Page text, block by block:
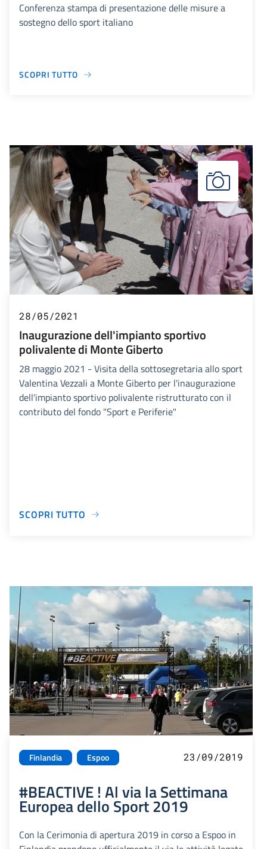
Conferenza stampa di presentazione delle misure a
sostegno dello sport italiano
SCOPRI TUTTO
28/05/2021
Inaugurazione dell'impianto sportivo
polivalente di Monte Giberto
28 maggio 2021 - Visita della sottosegretaria allo sport
Valentina Vezzali a Monte Giberto per l'inaugurazione
dell'impianto sportivo polivalente ristrutturato con il
contributo del fondo "Sport e Periferie"
SCOPRI TUTTO
Finlandia Espoo 23/09/2019
#BEACTIVE ! Al via la Settimana
Europea dello Sport 2019
Con la Cerimonia di apertura 2019 in corso a Espoo in